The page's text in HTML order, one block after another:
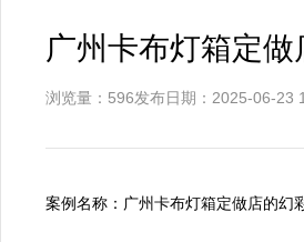
广州卡布灯箱定
浏览量：596发布日期：2025-06-23
案例名称：广州卡布灯箱定做店的幻